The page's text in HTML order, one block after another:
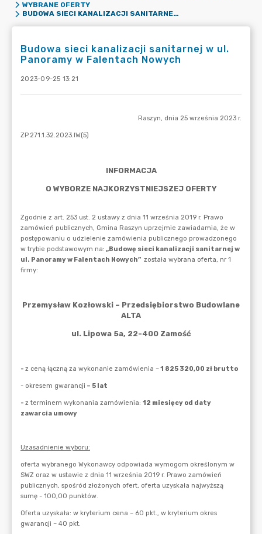
WYBRANE OFERTY
BUDOWA SIECI KANALIZACJI SANITARNEJ W UL. PANORAMY W FALENTACH NOWYCH
Budowa sieci kanalizacji sanitarnej w ul.
Panoramy w Falentach Nowych
2023-09-25 13:21